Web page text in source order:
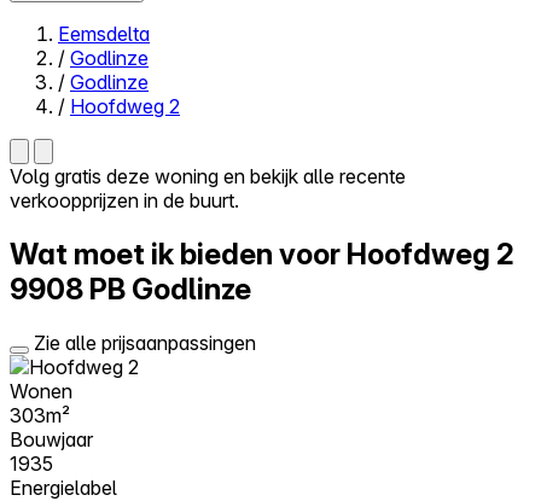
Close menu
Zelf kopen
Reviews
Prijzen
Probeer Walter gratis
Eemsdelta
/ Godlinze
/ Godlinze
/ Hoofdweg 2
Volg gratis deze woning en bekijk alle recente
verkoopprijzen in de buurt.
Wat moet ik bieden voor Hoofdweg 2
9908 PB Godlinze
Zie alle prijsaanpassingen
Wonen
303m²
Bouwjaar
1935
Energielabel